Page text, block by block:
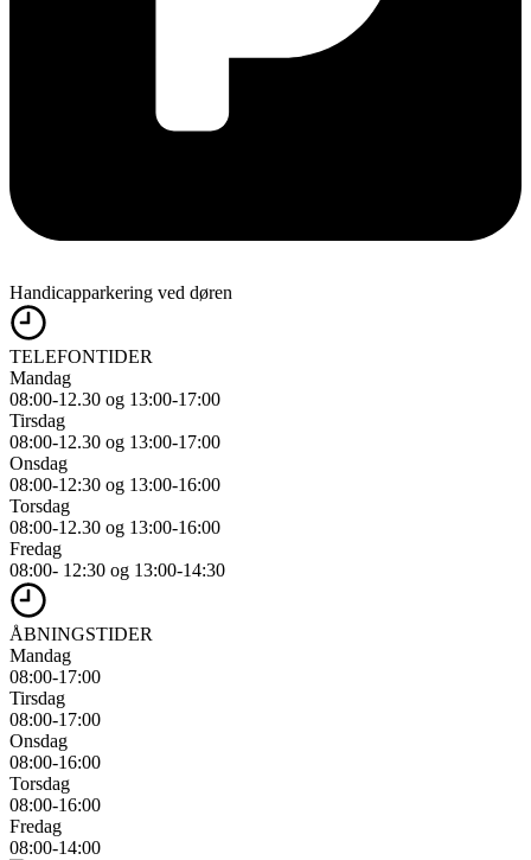
Handicapparkering ved døren
TELEFONTIDER
Mandag
08:00-12.30 og 13:00-17:00
Tirsdag
08:00-12.30 og 13:00-17:00
Onsdag
08:00-12:30 og 13:00-16:00
Torsdag
08:00-12.30 og 13:00-16:00
Fredag
08:00- 12:30 og 13:00-14:30
ÅBNINGSTIDER
Mandag
08:00-17:00
Tirsdag
08:00-17:00
Onsdag
08:00-16:00
Torsdag
08:00-16:00
Fredag
08:00-14:00